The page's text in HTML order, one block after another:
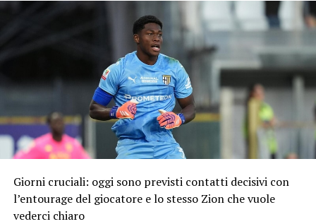
Giorni cruciali: oggi sono previsti contatti decisivi con
l’entourage del giocatore e lo stesso Zion che vuole
vederci chiaro